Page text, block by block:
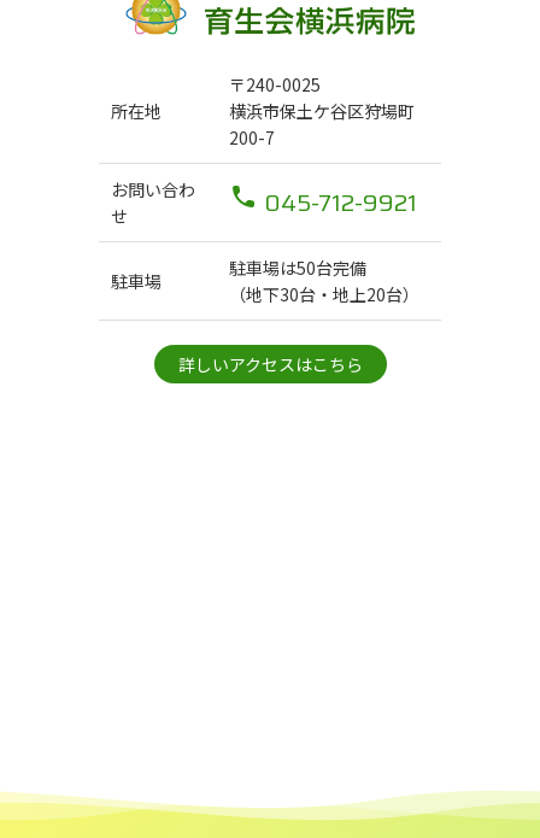
所在地
〒240-0025
横浜市保土ケ谷区狩場町
200-7
お問い合わ
せ
045-712-9921
駐車場
駐車場は50台完備
（地下30台・地上20台）
詳しいアクセスはこちら